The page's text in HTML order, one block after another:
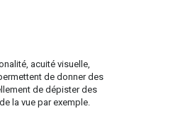
acuité visuelle,
de donner des
de dépister des
la vue par exemple.